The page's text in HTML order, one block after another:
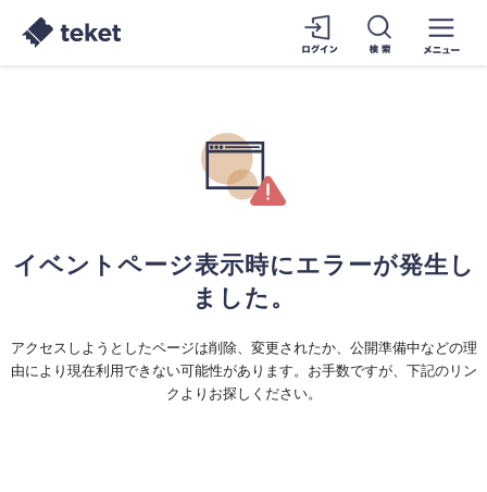
イベントページ表示時にエラーが発生し
ました。
アクセスしようとしたページは削除、変更されたか、公開準備中などの理
由により現在利用できない可能性があります。お手数ですが、下記のリン
クよりお探しください。